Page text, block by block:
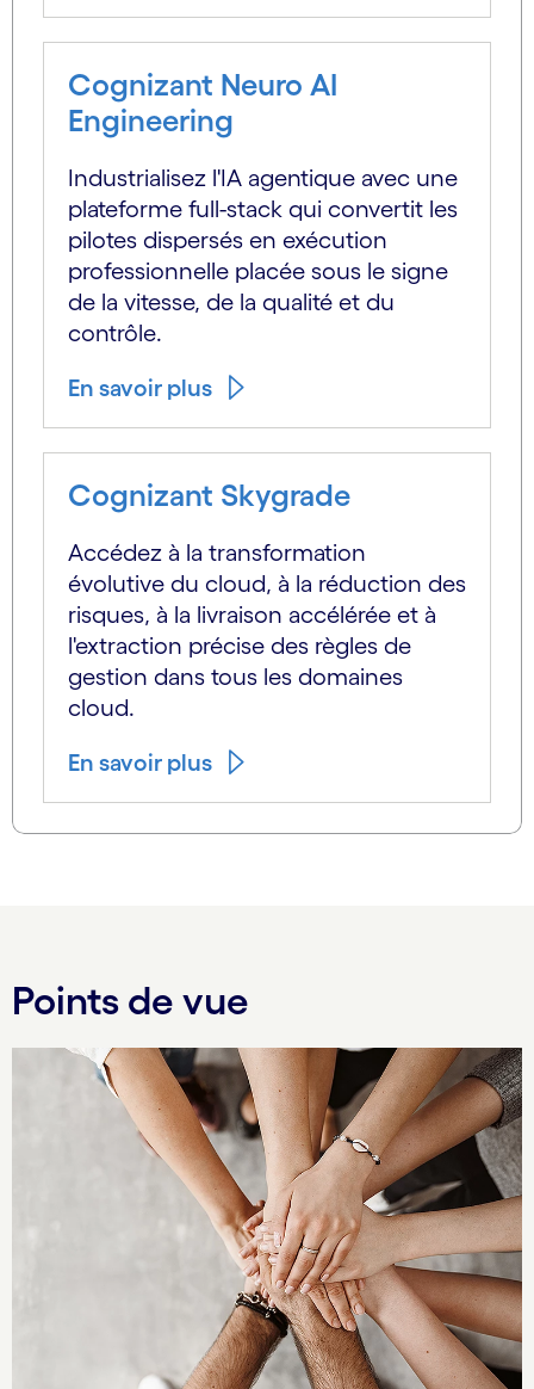
Cognizant Neuro AI
Engineering
Industrialisez l'IA agentique avec une
plateforme full-stack qui convertit les
pilotes dispersés en exécution
professionnelle placée sous le signe
de la vitesse, de la qualité et du
contrôle.
En savoir plus
Cognizant Skygrade
Accédez à la transformation
évolutive du cloud, à la réduction des
risques, à la livraison accélérée et à
l'extraction précise des règles de
gestion dans tous les domaines
cloud.
En savoir plus
Points de vue
Carousel starts